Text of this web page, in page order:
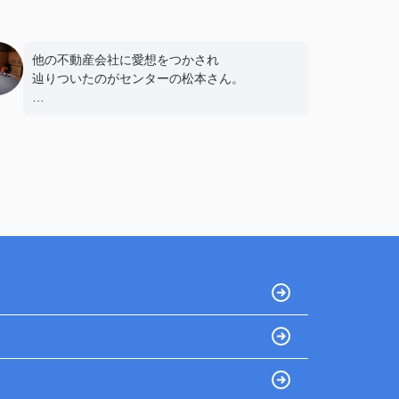
他の不動産会社に愛想をつかされ
辿りついたのがセンターの松本さん。
その間も定期的に進捗の報告もしていただき
依頼して本当に良かったと思っています。